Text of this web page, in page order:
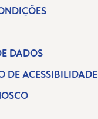
DADOS
DE ACESSIBILIDADE